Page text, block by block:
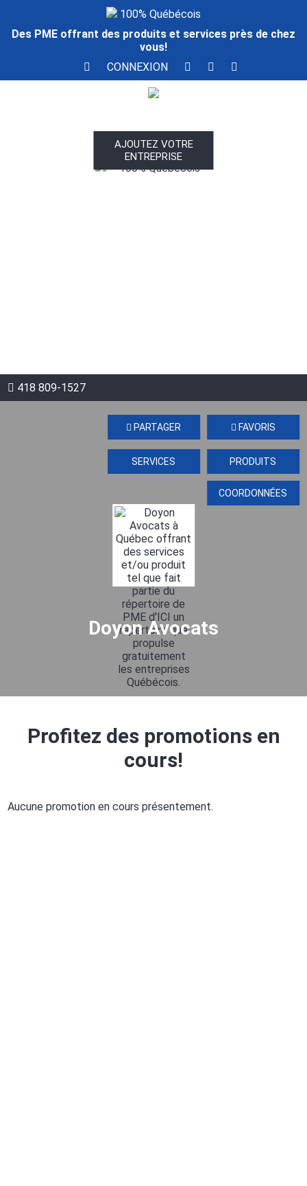
100% Québécois
Des PME offrant des produits et services près de chez
vous!
CONNEXION
100% Québécois
AJOUTEZ VOTRE
ENTREPRISE
418 809-1527
Doyon Avocats
FAVORIS
PARTAGER
PRODUITS
SERVICES
COORDONNÉES
Profitez des promotions en
cours!
Aucune promotion en cours présentement.